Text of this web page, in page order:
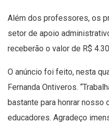
Além dos professores, os
setor de apoio
receberão o valor de R$
O anúncio foi feito, nesta
Fernanda Ontiveros.
bastante para honrar nosso
educadores. Agradeço